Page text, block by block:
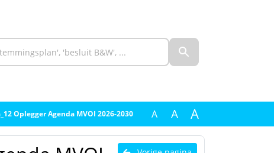
Oplegger Agenda MVOI 2026-2030 A A A